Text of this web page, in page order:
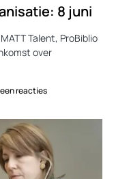
8 juni
Talent, ProBiblio
over
reacties